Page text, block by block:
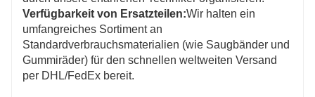
Verfügbarkeit von Ersatzteilen:Wir halten ein
umfangreiches Sortiment an
Standardverbrauchsmaterialien (wie Saugbänder und
Gummiräder) für den schnellen weltweiten Versand
per DHL/FedEx bereit.